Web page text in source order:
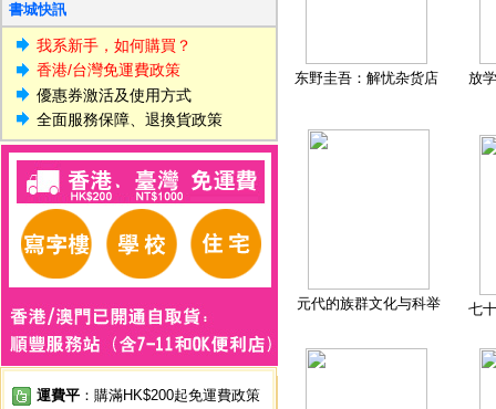
書城快訊
我系新手，如何購買？
香港/台灣免運費政策
優惠券激活及使用方式
全面服務保障、退換貨政策
運費平 ：購滿HK$200起免運費政策
东野圭吾：解忧杂货店 放
元代的族群文化与科举 七